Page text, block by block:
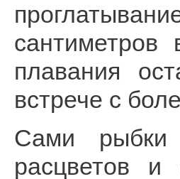
сантиметров
плавания
встрече с
Сами рыбки
расцветов и